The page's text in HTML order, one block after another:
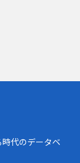
「AIが研究
代のデータベ